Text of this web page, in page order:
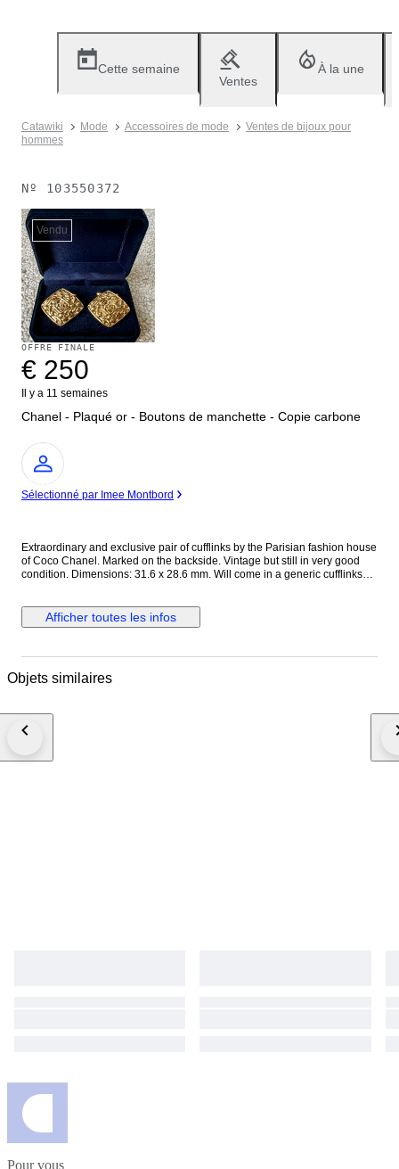
Cette semaine
Ventes
À la une
Catawiki Mode Accessoires de mode
Ventes de bijoux pour
hommes
Nº 103550372
Vendu
OFFRE FINALE
€ 250
Il y a 11 semaines
Chanel - Plaqué or - Boutons de manchette - Copie carbone
Expert
Sélectionné par Imee Montbord
Extraordinary and exclusive pair of cufflinks by the Parisian fashion house
of Coco Chanel. Marked on the backside. Vintage but still in very good
condition. Dimensions: 31.6 x 28.6 mm. Will come in a generic cufflinks
Afficher toutes les infos
Objets similaires
Pour vous